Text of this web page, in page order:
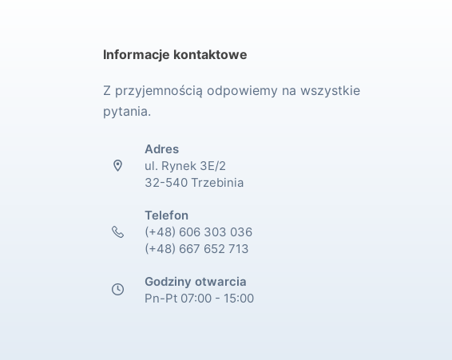
Informacje kontaktowe
Z przyjemnością odpowiemy na wszystkie
pytania.
Adres
ul. Rynek 3E/2
32-540 Trzebinia
Telefon
(+48) 606 303 036
(+48) 667 652 713
Godziny otwarcia
Pn-Pt 07:00 - 15:00